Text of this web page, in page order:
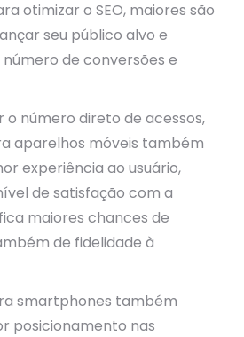
otimizar o SEO, maiores são
seu público alvo e
de conversões e
número direto de acessos,
aparelhos móveis também
experiência ao usuário,
de satisfação com a
maiores chances de
de fidelidade à
smartphones também
posicionamento nas